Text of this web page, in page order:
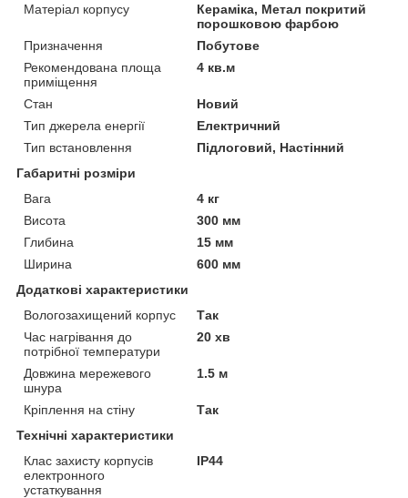
Матеріал корпусу
Кераміка, Метал покритий
порошковою фарбою
Призначення
Побутове
Рекомендована площа
приміщення
4 кв.м
Стан
Новий
Тип джерела енергії
Електричний
Тип встановлення
Підлоговий, Настінний
Габаритні розміри
Вага
4 кг
Висота
300 мм
Глибина
15 мм
Ширина
600 мм
Додаткові характеристики
Вологозахищений корпус
Так
Час нагрівання до
потрібної температури
20 хв
Довжина мережевого
шнура
1.5 м
Кріплення на стіну
Так
Технічні характеристики
Клас захисту корпусів
електронного
устаткування
IP44